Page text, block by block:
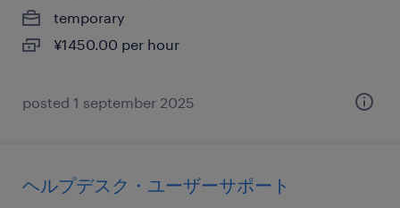
temporary
¥1450.00 per hour
posted 1 september 2025
ヘルプデスク・ユーザーサポート